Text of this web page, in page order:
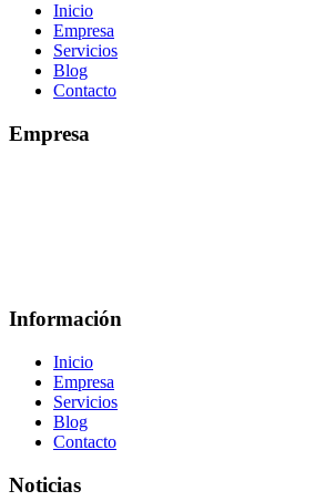
Inicio
Empresa
Servicios
Blog
Contacto
Empresa
Información
Inicio
Empresa
Servicios
Blog
Contacto
Noticias